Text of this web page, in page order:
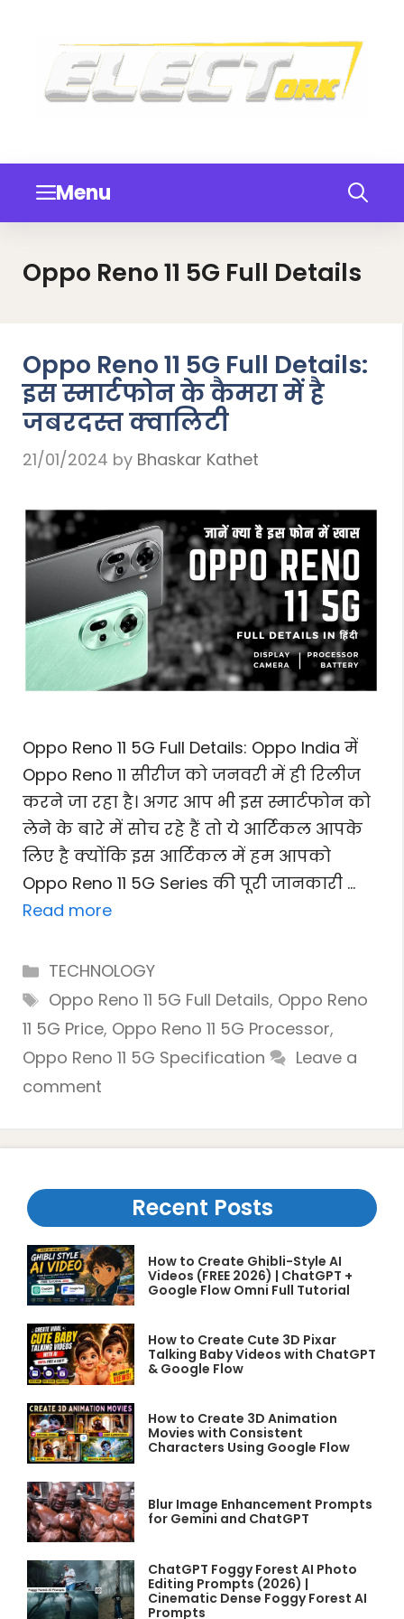
content
Menu
Oppo Reno 11 5G Full Details
Oppo Reno 11 5G Full Details:
इस स्मार्टफोन के कैमरा में है
जबरदस्त क्वालिटी
21/01/2024 by Bhaskar Kathet
Oppo Reno 11 5G Full Details: Oppo India में
Oppo Reno 11 सीरीज को जनवरी में ही रिलीज
करने जा रहा है। अगर आप भी इस स्मार्टफोन को
लेने के बारे में सोच रहे हैं तो ये आर्टिकल आपके
लिए है क्योंकि इस आर्टिकल में हम आपको
Oppo Reno 11 5G Series की पूरी जानकारी …
Read more
Categories
TECHNOLOGY
Tags
Oppo Reno 11 5G Full Details, Oppo Reno
11 5G Price, Oppo Reno 11 5G Processor,
Oppo Reno 11 5G Specification
Leave a
comment
Recent Posts
How to Create Ghibli-Style AI
Videos (FREE 2026) | ChatGPT +
Google Flow Omni Full Tutorial
How to Create Cute 3D Pixar
Talking Baby Videos with ChatGPT
& Google Flow
How to Create 3D Animation
Movies with Consistent
Characters Using Google Flow
Blur Image Enhancement Prompts
for Gemini and ChatGPT
ChatGPT Foggy Forest AI Photo
Editing Prompts (2026) |
Cinematic Dense Foggy Forest AI
Prompts